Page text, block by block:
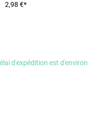
2,98 €*
d'expédition est d'environ